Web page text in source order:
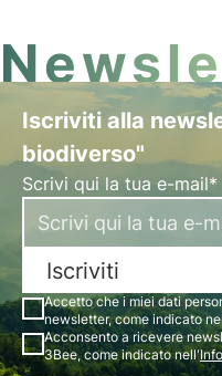
Iscriviti alla
biodiverso"
Scrivi qui la tua e-mail*
Iscriviti
Accetto che i miei dati
newsletter, come indicato
Acconsento a ricevere
3Bee, come indicato nell'